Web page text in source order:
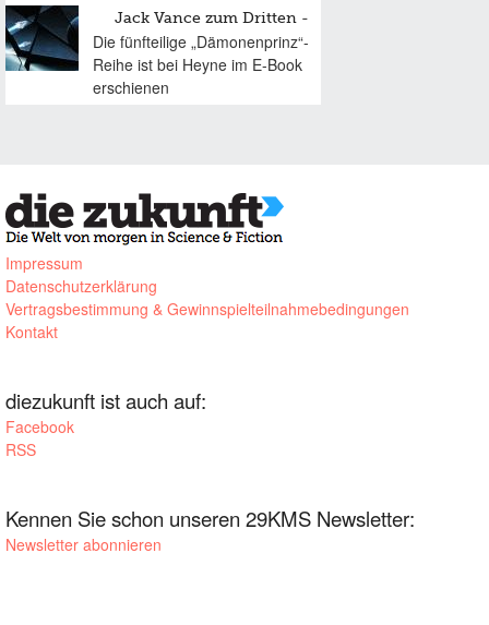
Jack Vance zum Dritten
Die fünfteilige „Dämonenprinz“-
Reihe ist bei Heyne im E-Book
erschienen
Impressum
Datenschutzerklärung
Vertragsbestimmung & Gewinnspielteilnahmebedingungen
Kontakt
diezukunft ist auch auf:
Facebook
RSS
Kennen Sie schon unseren 29KMS Newsletter:
Newsletter abonnieren